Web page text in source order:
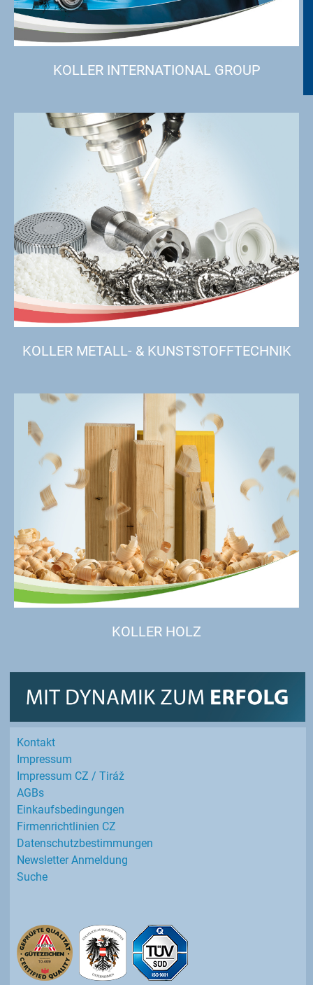
KOLLER INTERNATIONAL GROUP
KOLLER METALL- & KUNSTSTOFFTECHNIK
KOLLER HOLZ
Kontakt
Impressum
Impressum CZ / Tiráž
AGBs
Einkaufs­bedingungen
Firmenrichtlinien CZ
Datenschutz­bestimmungen
Newsletter Anmeldung
Suche